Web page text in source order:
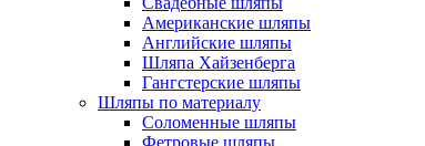
Американские шляпы
Английские шляпы
Шляпа Хайзенберга
Гангстерские шляпы
Шляпы по материалу
Соломенные шляпы
Фетровые шляпы